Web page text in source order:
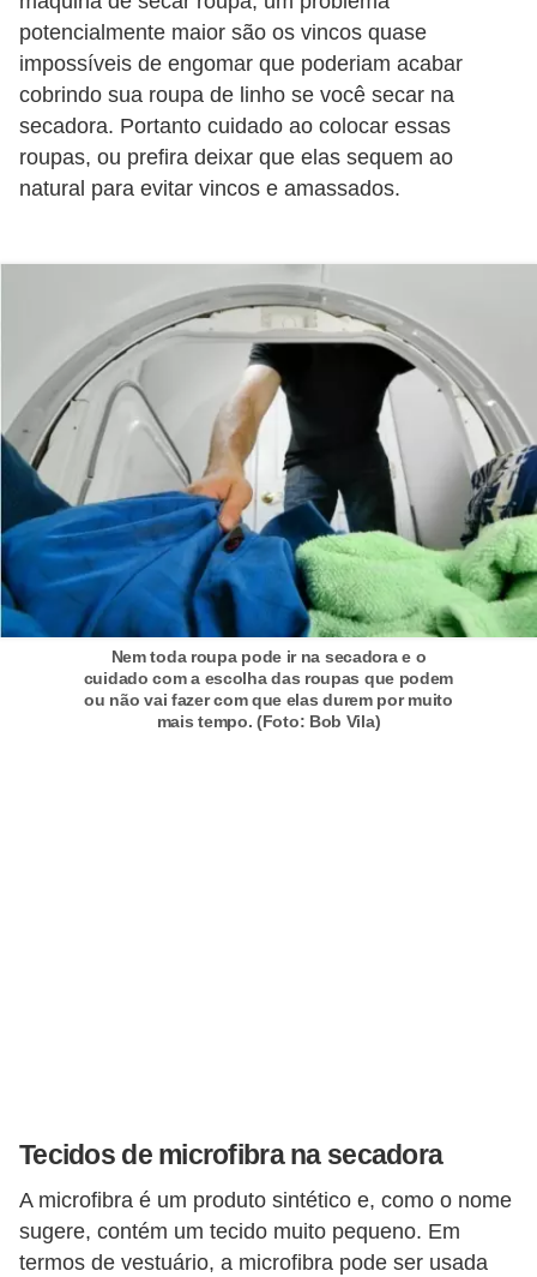
potencialmente maior são os vincos quase
impossíveis de engomar que poderiam acabar
cobrindo sua roupa de linho se você secar na
secadora. Portanto cuidado ao colocar essas
roupas, ou prefira deixar que elas sequem ao
natural para evitar vincos e amassados.
Nem toda roupa pode ir na secadora e o
cuidado com a escolha das roupas que podem
ou não vai fazer com que elas durem por muito
mais tempo. (Foto: Bob Vila)
Tecidos de microfibra na secadora
A microfibra é um produto sintético e, como o nome
sugere, contém um tecido muito pequeno. Em
termos de vestuário, a microfibra pode ser usada
í
l
i
o
s
c
o
c
o
n
o